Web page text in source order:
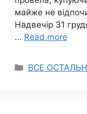
майже не
Надвечір 31
… Read more
Categories
ВСЕ